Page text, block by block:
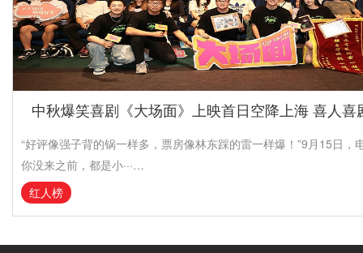
中秋爆笑喜剧《大场面》上映首日空降上海 喜人喜
“好评像强子背的锅一样多，票房像林东踩的雷一样爆！”9月15日，
你没来之前，都是小···…
红人榜